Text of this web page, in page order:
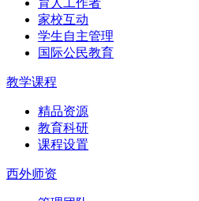
育人工作者
家校互动
学生自主管理
国际公民教育
教学课程
精品资源
教育科研
课程设置
西外师资